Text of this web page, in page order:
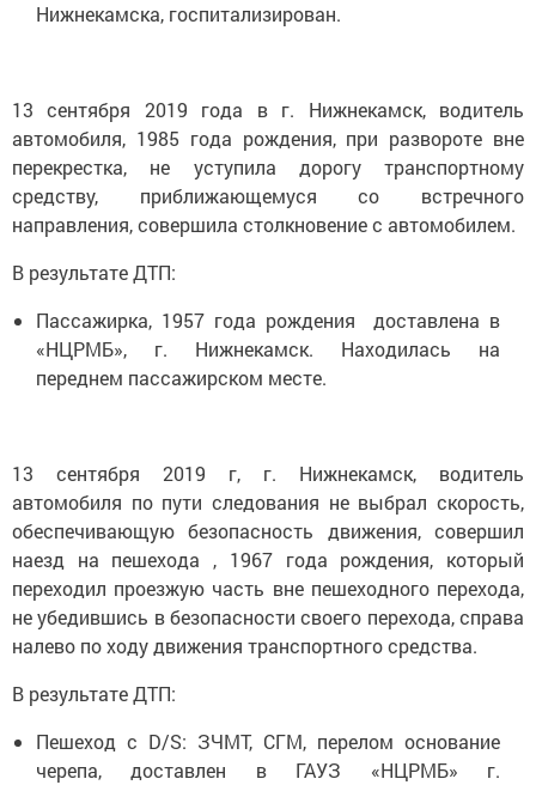
Нижнекамска, госпитализирован.
13 сентября 2019 года в г. Нижнекамск, водитель
автомобиля, 1985 года рождения, при развороте вне
перекрестка, не уступила дорогу транспортному
средству, приближающемуся со встречного
направления, совершила столкновение с автомобилем.
В результате ДТП:
Пассажирка, 1957 года рождения доставлена в
«НЦРМБ», г. Нижнекамск. Находилась на
переднем пассажирском месте.
13 сентября 2019 г, г. Нижнекамск, водитель
автомобиля по пути следования не выбрал скорость,
обеспечивающую безопасность движения, совершил
наезд на пешехода , 1967 года рождения, который
переходил проезжую часть вне пешеходного перехода,
не убедившись в безопасности своего перехода, справа
налево по ходу движения транспортного средства.
В результате ДТП:
Пешеход с D/S: ЗЧМТ, СГМ, перелом основание
черепа, доставлен в ГАУЗ «НЦРМБ» г.